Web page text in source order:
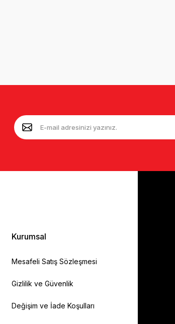
Kurumsal
Mesafeli Satış Sözleşmesi
Gizlilik ve Güvenlik
Değişim ve İade Koşulları